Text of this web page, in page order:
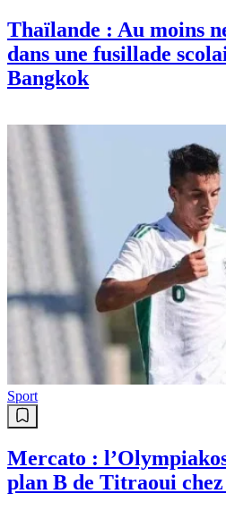
Thaïlande : Au moins
dans une fusillade
Bangkok
Sport
Mercato :
plan B de Titraoui chez